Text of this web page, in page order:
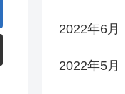
2022年6月
2022年5月